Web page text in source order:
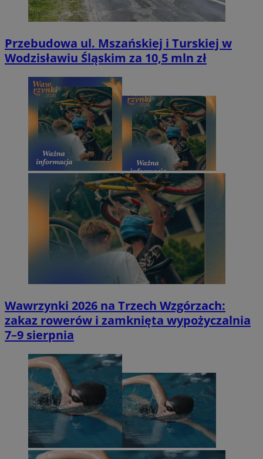
Przebudowa ul. Mszańskiej i Turskiej w
Wodzisławiu Śląskim za 10,5 mln zł
Wawrzynki 2026 na Trzech Wzgórzach:
zakaz rowerów i zamknięta wypożyczalnia
7–9 sierpnia